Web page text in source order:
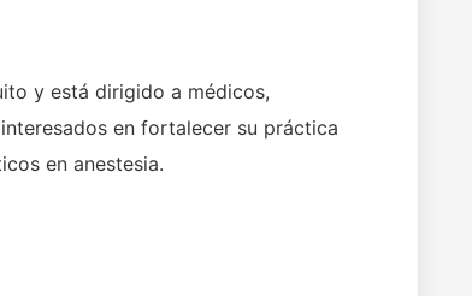
y está dirigido a médicos,
en fortalecer su práctica
en anestesia.